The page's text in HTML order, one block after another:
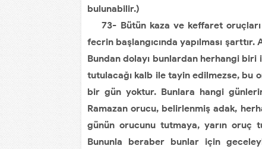
bulunabilir.)
73- Bütün kaza ve keffaret
fecrin başlangıcında yapılması
Bundan dolayı bunlardan herhangi
tutulacağı kalb ile tayin edilmezse, bu
bir gün yoktur. Bunlara hangi
Ramazan orucu, belirlenmiş adak,
günün orucunu tutmaya, yarın oruç
Bununla beraber bunlar için